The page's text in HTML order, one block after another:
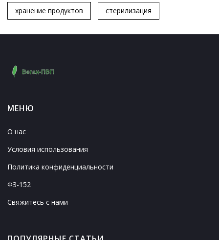
хранение продуктов стерилизация
МЕНЮ
О нас
Условия использования
Политика конфиденциальности
ФЗ-152
Свяжитесь с нами